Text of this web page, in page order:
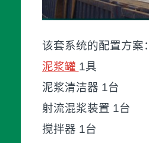
该套系统的配置方案：
泥浆罐 1具
泥浆清洁器 1台
射流混浆装置 1台
搅拌器 1台